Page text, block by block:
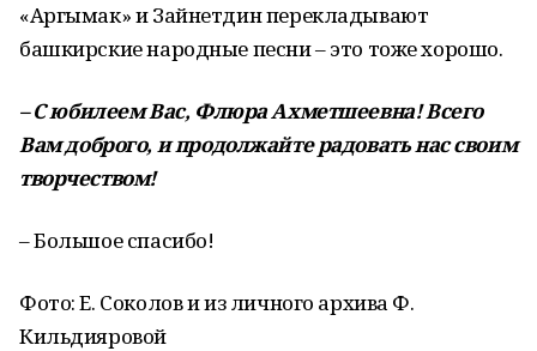
«Аргымак» и Зайнетдин перекладывают
башкирские народные песни – это тоже хорошо.
–СюбилеемВас, ФлюраАхметшеевна!Всего
Вамдоброго, ипродолжайте радоватьнассвоим
творчеством!
– Большое спасибо!
Фото: Е. Соколов и из личного архива Ф.
Кильдияровой